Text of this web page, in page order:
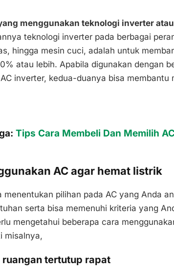
menggunakan teknologi inverter
teknologi inverter pada berbagai
hingga mesin cuci, adalah untuk
atau lebih. Apabila digunakan dengan
inverter, kedua-duanya bisa membantu
Tips Cara Membeli Dan Memilih
AC agar hemat listrik
menentukan pilihan pada AC yang Anda
serta bisa memenuhi kriteria yang
mengetahui beberapa cara
misalnya,
ruangan tertutup rapat